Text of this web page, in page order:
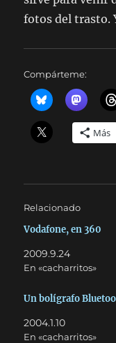
fotos del trasto.
Compárteme:
Más
Relacionado
Vodafone, en 360
2009.9.24
En «cacharritos»
Un bolígrafo
2004.1.10
En «cacharritos»